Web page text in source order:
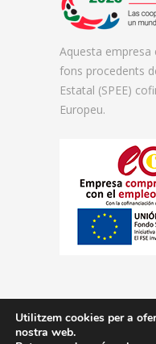
Aquesta empresa
fons procedents
Estatal (SPEE)
Europeu.
© 2026 Florida
Utilitzem cookies per a
nostra web.